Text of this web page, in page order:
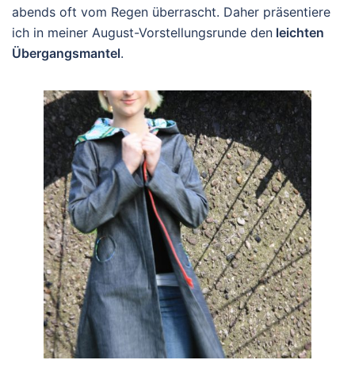
abends oft vom Regen überrascht. Daher präsentiere
ich in meiner August-Vorstellungsrunde den leichten
Übergangsmantel.